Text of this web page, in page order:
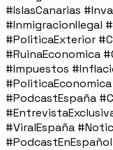
#IslasCanarias
#InmigracionIlegal
#PoliticaExterior
#RuinaEconomica
#Impuestos
#PodcastEspaña
#ViralEspaña
#PodcastEnEspañol